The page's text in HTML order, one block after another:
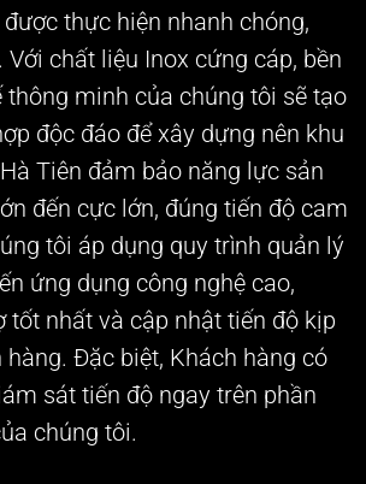
thực hiện nhanh chóng,
Với chất liệu Inox cứng cáp, bền
thông minh của chúng tôi sẽ tạo
độc đáo để xây dựng nên khu
Tiên đảm bảo năng lực sản
đến cực lớn, đúng tiến độ cam
tôi áp dụng quy trình quản lý
ứng dụng công nghệ cao,
tốt nhất và cập nhật tiến độ kịp
Đặc biệt, Khách hàng có
sát tiến độ ngay trên phần
chúng tôi.